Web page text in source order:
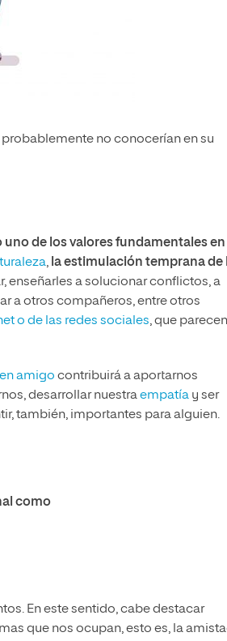
no conocerían en su
uno de los valores fundamentales en
, la estimulación temprana de
enseñarles a solucionar conflictos, a
a otros compañeros, entre otros
o de las redes sociales, que parecen
amigo contribuirá a aportarnos
desarrollar nuestraempatía y ser
también, importantes para alguien.
como
En este sentido, cabe destacar
que nos ocupan, esto es, la